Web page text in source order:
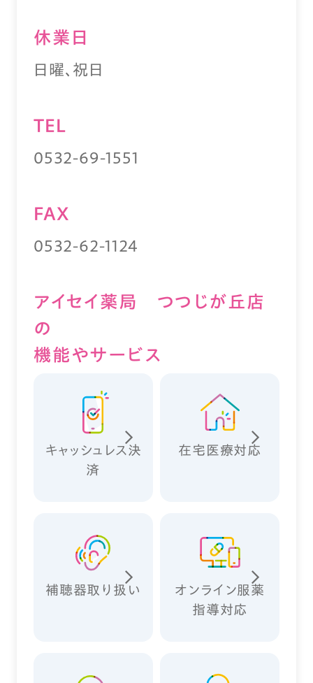
休業⽇
日曜、祝日
TEL
0532-69-1551
FAX
0532-62-1124
アイセイ薬局 つつじが丘店
の
機能やサービス
キャッシュレス決
済
在宅医療対応
補聴器取り扱い
オンライン服薬
指導対応